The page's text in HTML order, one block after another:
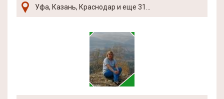
Уфа, Казань, Краснодар и еще 31...